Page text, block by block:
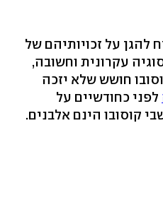
על זכויותיהם של
עקרונית וחשובה,
חושש שלא יזכה
לפני כחודשיים על
קוסובו הינם אלבנים.